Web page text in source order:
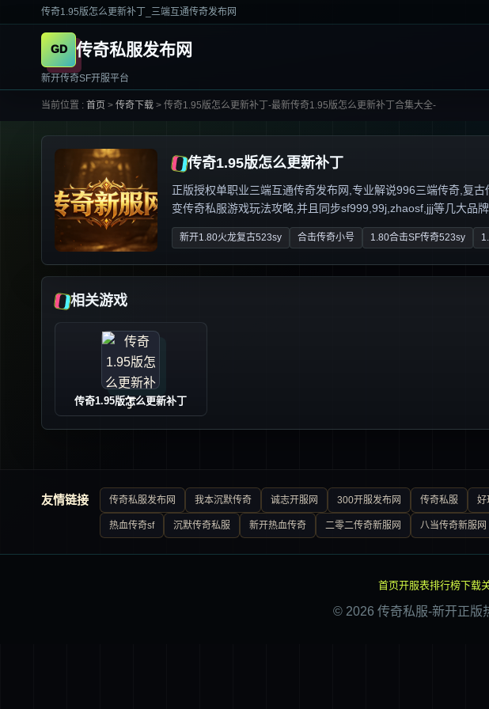
传奇1.95版怎么更新补丁_三端互通传奇发布网
传奇私服发布网
新开传奇SF开服平台
当前位置 : 首页 > 传奇下载 > 传奇1.95版怎么更新补丁-最新传奇1.95版怎么更新补丁合集大全-
传奇1.95版怎么更新补丁
正版授权单职业三端互通传奇发布网,专业解说996三端传奇,复
变传奇私服游戏玩法攻略,并且同步sf999,99j,zhaosf,jjj等几大品
新开1.80火龙复古523sy 合击传奇小号 1.80合击SF传奇523sy
相关游戏
传奇1.95版怎么更新补丁
友情链接 传奇私服发布网 我本沉默传奇 诚志开服网 300开服发布网 传奇私服 好
热血传奇sf 沉默传奇私服 新开热血传奇 二零二传奇新服网 八当传奇新服网
首页开服表排行榜下载
© 2026 传奇私服-新开正版